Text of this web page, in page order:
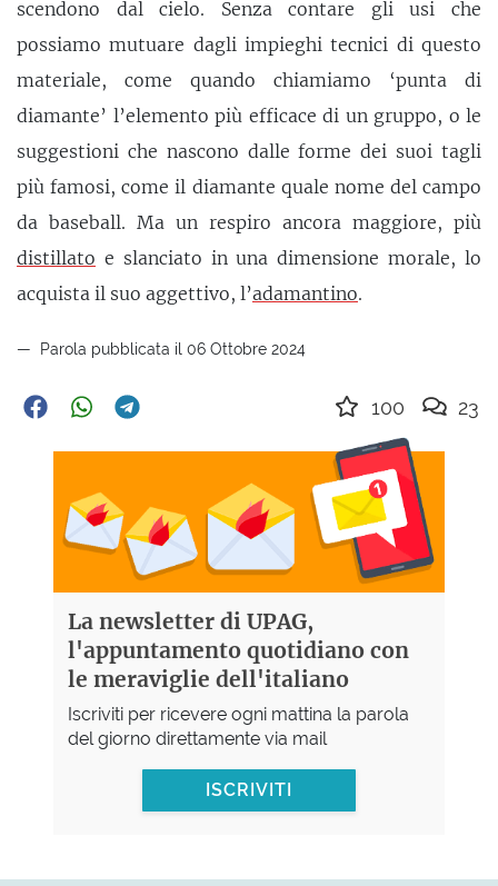
scendono dal cielo. Senza contare gli usi che
possiamo mutuare dagli impieghi tecnici di questo
materiale, come quando chiamiamo ‘punta di
diamante’ l’elemento più efficace di un gruppo, o le
suggestioni che nascono dalle forme dei suoi tagli
più famosi, come il diamante quale nome del campo
da baseball. Ma un respiro ancora maggiore, più
distillato e slanciato in una dimensione morale, lo
acquista il suo aggettivo, l’adamantino.
Parola pubblicata il 06 Ottobre 2024
100 23
La newsletter di UPAG,
l'appuntamento quotidiano con
le meraviglie dell'italiano
Iscriviti per ricevere ogni mattina la parola
del giorno direttamente via mail
ISCRIVITI